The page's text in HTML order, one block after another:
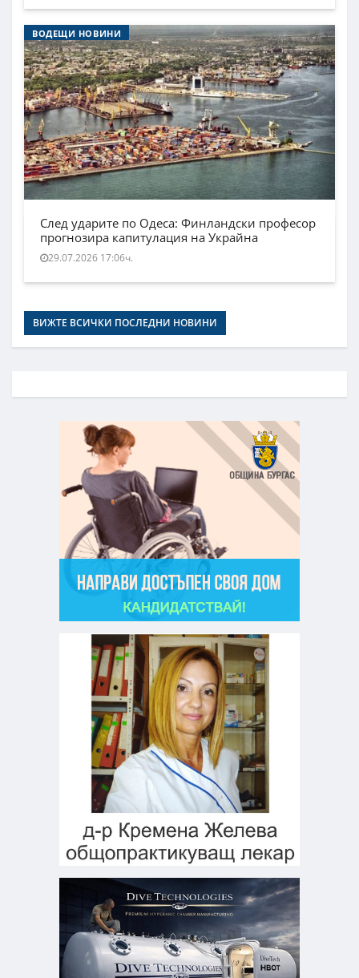
ВОДЕЩИ НОВИНИ
След ударите по Одеса: Финландски професор
прогнозира капитулация на Украйна
29.07.2026 17:06ч.
ВИЖТЕ ВСИЧКИ ПОСЛЕДНИ НОВИНИ